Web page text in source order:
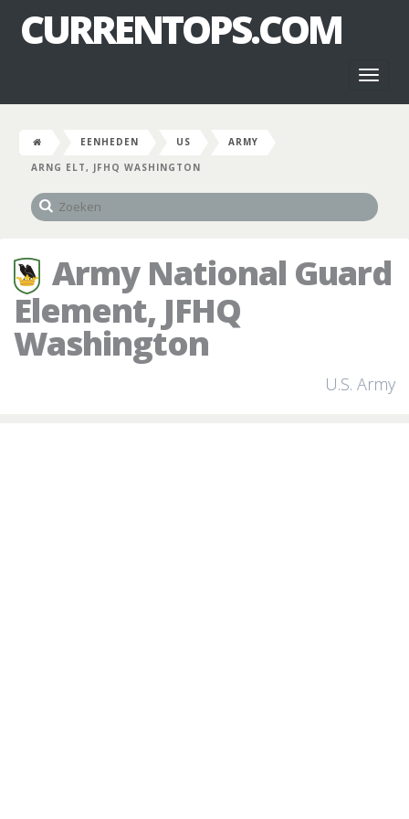
CURRENTOPS.COM
EENHEDEN US
ARMY
ARNG ELT, JFHQ WASHINGTON
Army National Guard
Element, JFHQ
Washington
U.S. Army